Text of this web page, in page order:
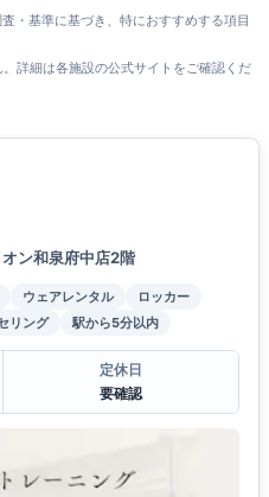
・基準に基づき、特におすすめする項目
詳細は各施設の公式サイトをご確認くだ
ン和泉府中店2階
ウェアレンタル
ロッカー
リング 駅から5分以内
定休日
要確認